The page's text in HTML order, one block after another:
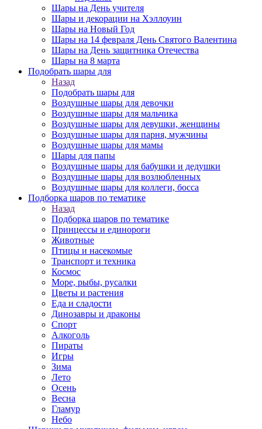
Шары на День учителя
Шары и декорации на Хэллоуин
Шары на Новый Год
Шары на 14 февраля День Святого Валентина
Шары на День защитника Отечества
Шары на 8 марта
Подобрать шары для
Назад
Подобрать шары для
Воздушные шары для девочки
Воздушные шары для мальчика
Воздушные шары для девушки, женщины
Воздушные шары для парня, мужчины
Воздушные шары для мамы
Шары для папы
Воздушные шары для бабушки и дедушки
Воздушные шары для возлюбленных
Воздушные шары для коллеги, босса
Подборка шаров по тематике
Назад
Подборка шаров по тематике
Принцессы и единороги
Животные
Птицы и насекомые
Транспорт и техника
Космос
Море, рыбы, русалки
Цветы и растения
Еда и сладости
Динозавры и драконы
Спорт
Алкоголь
Пираты
Игры
Зима
Лето
Осень
Весна
Гламур
Небо